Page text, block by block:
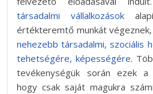
társadalmi vállalkozások
értékteremtő munkát
nehezebb társadalmi, szociális
tehetségére, képességére.
tevékenységük során ezek a
hogy csak saját magukra